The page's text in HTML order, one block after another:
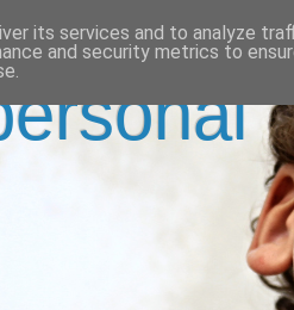
its services and to analyze
and security metrics to